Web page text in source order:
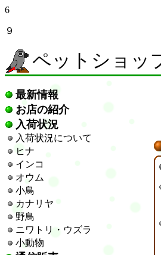
6
９
ペットショッ
最新情報
お店の紹介
入荷状況
入荷状況について
ヒナ
インコ
オウム
小鳥
カナリヤ
野鳥
ニワトリ・ウズラ
小動物